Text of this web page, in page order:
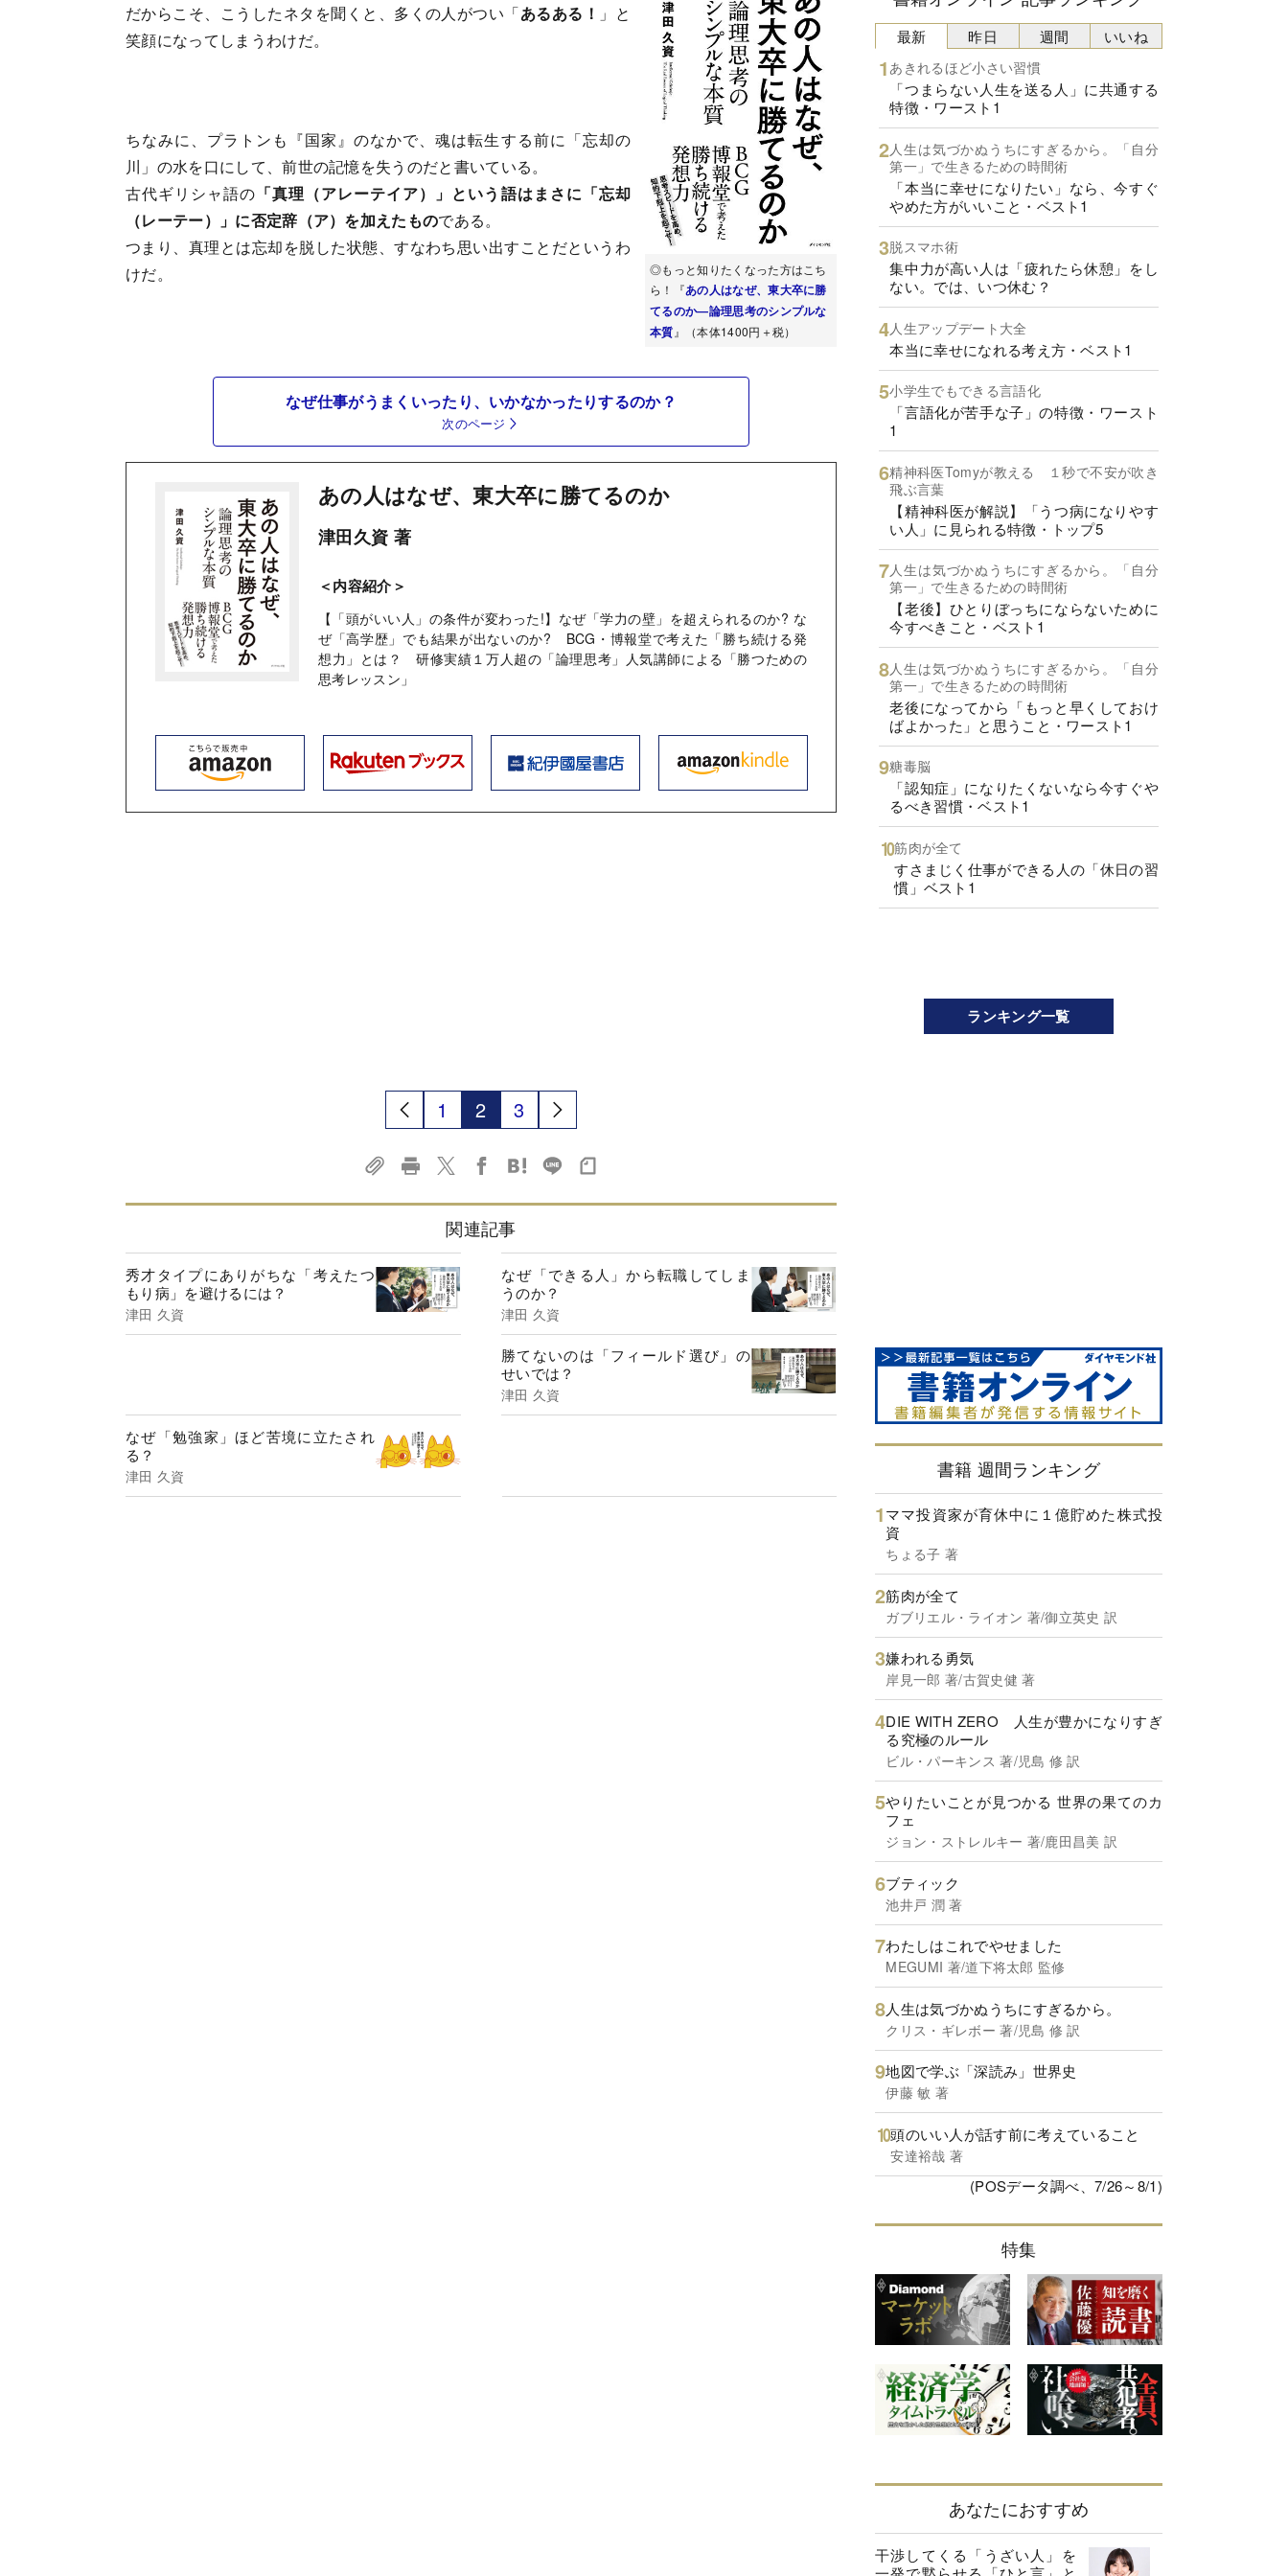
◎もっと知りたくなった方はこち
ら！『あの人はなぜ、東大卒に勝
てるのか—論理思考のシンプルな
本質 』（本体1400円＋税）
だからこそ、こうしたネタを聞くと、多くの人がつい「あるある！ 」と
笑顔になってしまうわけだ。
ちなみに、プラトンも『国家』のなかで、魂は転生する前に「忘却の
川」の水を口にして、前世の記憶を失うのだと書いている。
古代ギリシャ語の 「真理（アレーテイア）」という語はまさに「忘却
（レーテー）」に否定辞（ア）を加えたものである。
つまり、真理とは忘却を脱した状態、すなわち思い出すことだというわ
けだ。
なぜ仕事がうまくいったり、いかなかったりするのか？
次のページ
あの人はなぜ、東大卒に勝てるのか
津田久資 著
＜内容紹介＞
【「頭がいい人」の条件が変わった!】なぜ「学力の壁」を超えられるのか? な
ぜ「高学歴」でも結果が出ないのか? BCG・博報堂で考えた「勝ち続ける発
想力」とは？ 研修実績１万人超の「論理思考」人気講師による「勝つための
思考レッスン」
1 2 3
関連記事
秀才タイプにありがちな「考えたつ
もり病」を避けるには？
津田 久資
なぜ「できる人」から転職してしま
うのか？
津田 久資
勝てないのは「フィールド選び」の
せいでは？
津田 久資
なぜ「勉強家」ほど苦境に立たされ
る？
津田 久資
最新
あきれるほど小さい習慣
「つまらない人生を送る人」に共通する
特徴・ワースト1
人生は気づかぬうちにすぎるから。「自分
第一」で生きるための時間術
「本当に幸せになりたい」なら、今すぐ
やめた方がいいこと・ベスト1
脱スマホ術
集中力が高い人は「疲れたら休憩」をし
ない。では、いつ休む？
人生アップデート大全
本当に幸せになれる考え方・ベスト1
小学生でもできる言語化
「言語化が苦手な子」の特徴・ワースト
1
精神科医Tomyが教える １秒で不安が吹き
飛ぶ言葉
【精神科医が解説】「うつ病になりやす
い人」に見られる特徴・トップ5
人生は気づかぬうちにすぎるから。「自分
第一」で生きるための時間術
【老後】ひとりぼっちにならないために
今すべきこと・ベスト1
人生は気づかぬうちにすぎるから。「自分
第一」で生きるための時間術
老後になってから「もっと早くしておけ
ばよかった」と思うこと・ワースト1
糖毒脳
「認知症」になりたくないなら今すぐや
るべき習慣・ベスト1
筋肉が全て
すさまじく仕事ができる人の「休日の習
慣」ベスト1
昨日 週間 いいね
ランキング一覧
書籍 週間ランキング
ママ投資家が育休中に１億貯めた株式投
資
ちょる子 著
筋肉が全て
ガブリエル・ライオン 著/御立英史 訳
嫌われる勇気
岸見一郎 著/古賀史健 著
DIE WITH ZERO 人生が豊かになりすぎ
る究極のルール
ビル・パーキンス 著/児島 修 訳
やりたいことが見つかる 世界の果てのカ
フェ
ジョン・ストレルキー 著/鹿田昌美 訳
ブティック
池井戸 潤 著
わたしはこれでやせました
MEGUMI 著/道下将太郎 監修
人生は気づかぬうちにすぎるから。
クリス・ギレボー 著/児島 修 訳
地図で学ぶ「深読み」世界史
伊藤 敏 著
頭のいい人が話す前に考えていること
安達裕哉 著
(POSデータ調べ、7/26～8/1)
特集
あなたにおすすめ
干渉してくる「うざい人」を